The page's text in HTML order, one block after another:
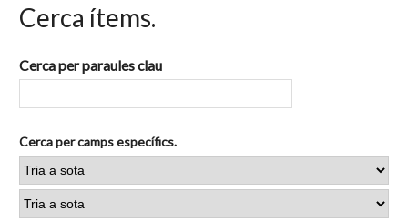
Cerca ítems.
Cerca per paraules clau
Cerca per camps específics.